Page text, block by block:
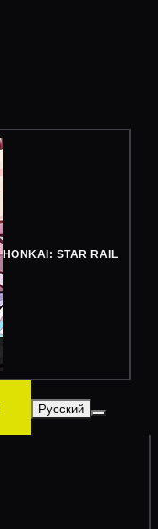
HONKAI: STAR RAIL
Русский